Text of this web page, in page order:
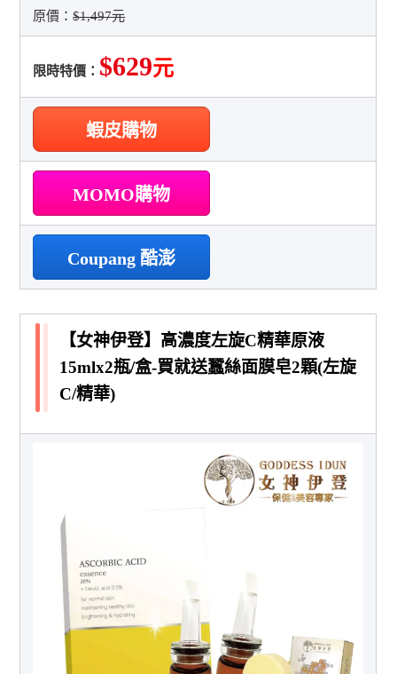
原價：$1,497元
限時特價： $629元
蝦皮購物
MOMO購物
Coupang 酷澎
【女神伊登】高濃度左旋C精華原液
15mlx2瓶/盒-買就送蠶絲面膜皂2顆(左旋
C/精華)